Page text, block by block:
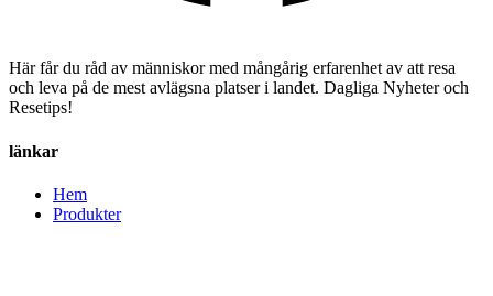
Här får du råd av människor med mångårig erfarenhet av att resa
och leva på de mest avlägsna platser i landet. Dagliga Nyheter och
Resetips!
länkar
Hem
Produkter